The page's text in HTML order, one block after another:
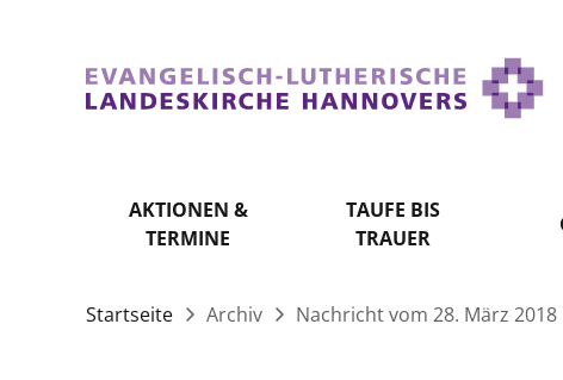
AKTIONEN &
TERMINE
TAUFE BIS
TRAUER
Startseite Archiv Nachricht vom 28. März 2018